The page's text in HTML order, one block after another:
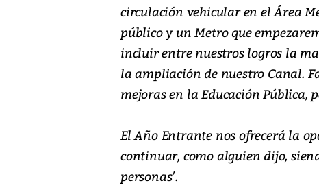
circulación vehicular en el Área
público y un Metro que
incluir entre nuestros logros la
la ampliación de nuestro Canal.
mejoras en la Educación Pública,
El Año Entrante nos ofrecerá la
continuar, como alguien dijo,
personas’.